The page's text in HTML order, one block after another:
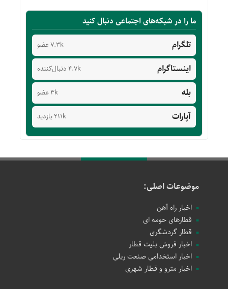
ما را در شبکه‌های اجتماعی دنبال کنید
تلگرام 7.3k عضو
اینستاگرام 4.7k دنبال‌کننده
بله 3k عضو
آپارات 211k بازدید
موضوعات اصلی:
اخبار راه آهن
قطارهای حومه ای
قطار گردشگری
اخبار فروش بلیت قطار
اخبار استخدامی صنعت ریلی
اخبار مترو و قطار شهری